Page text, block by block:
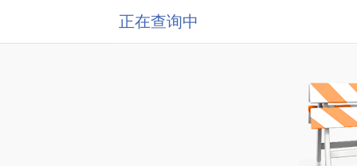
正在查询中